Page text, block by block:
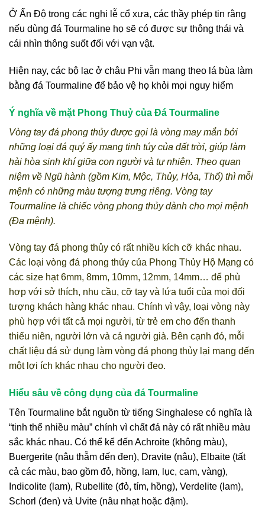
Ở Ấn Độ trong các nghi lễ cổ xưa, các thầy phép tin rằng
nếu dùng đá Tourmaline họ sẽ có được sự thông thái và
cái nhìn thông suốt đối với vạn vật.
Hiện nay, các bộ lạc ở châu Phi vẫn mang theo lá bùa làm
bằng đá Tourmaline để bảo vệ họ khỏi mọi nguy hiểm
Ý nghĩa về mặt Phong Thuỷ của Đá Tourmaline
Vòng tay đá phong thủy được gọi là vòng may mắn bởi
những loại đá quý ấy mang tinh túy của đất trời, giúp làm
hài hòa sinh khí giữa con người và tự nhiên. Theo quan
niệm về Ngũ hành (gồm Kim, Mộc, Thủy, Hỏa, Thổ) thì mỗi
mệnh có những màu tượng trưng riêng. Vòng tay
Tourmaline là chiếc vòng phong thủy dành cho mọi mệnh
(Đa mệnh).
Vòng tay đá phong thủy có rất nhiều kích cỡ khác nhau.
Các loại vòng đá phong thủy của Phong Thủy Hộ Mạng có
các size hạt 6mm, 8mm, 10mm, 12mm, 14mm… để phù
hợp với sở thích, nhu cầu, cỡ tay và lứa tuổi của mọi đối
tượng khách hàng khác nhau. Chính vì vậy, loại vòng này
phù hợp với tất cả mọi người, từ trẻ em cho đến thanh
thiếu niên, người lớn và cả người già. Bên cạnh đó, mỗi
chất liệu đá sử dụng làm vòng đá phong thủy lại mang đến
một lợi ích khác nhau cho người đeo.
Hiểu sâu về công dụng của đá Tourmaline
Tên Tourmaline bắt nguồn từ tiếng Singhalese có nghĩa là
“tinh thể nhiều màu” chính vì chất đá này có rất nhiều màu
sắc khác nhau. Có thể kể đến Achroite (không màu),
Buergerite (nâu thẫm đến đen), Dravite (nâu), Elbaite (tất
cả các màu, bao gồm đỏ, hồng, lam, lục, cam, vàng),
Indicolite (lam), Rubellite (đỏ, tím, hồng), Verdelite (lam),
Schorl (đen) và Uvite (nâu nhạt hoặc đậm).